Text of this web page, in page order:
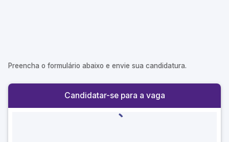
Preencha o formulário abaixo e envie sua candidatura.
Candidatar-se para a vaga